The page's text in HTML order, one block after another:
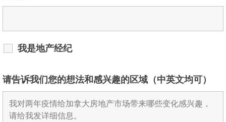
我是地产经纪
请告诉我们您的想法和感兴趣的区域（中英文均可）